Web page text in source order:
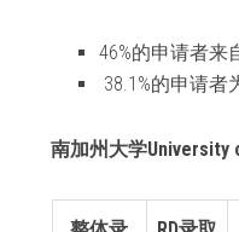
46%的申请者来
38.1%的申请者
南加州大学University